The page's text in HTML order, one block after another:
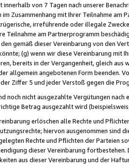
von 7 Tagen nach unserer
Zusammenhang mit Ihrer Teilnahme am
irreführende oder illegale
Teilnahme am Partnerprogramm
gemäß dieser Vereinbarung von den
(g) wenn wir diese Vereinbarung mit
bereits in der Vergangenheit, gleich
allgemein angebotenen Form beenden.
Ziffer 5 und jeder Verstoß gegen die
noch nicht ausgezahlte Vergütungen
Betrag ausgezahlt wird
erlöschen alle Rechte und
hiervon ausgenommen sind
Rechte und Pflichten der Parteien
dieser Vereinbarung
aus dieser Vereinbarung und der